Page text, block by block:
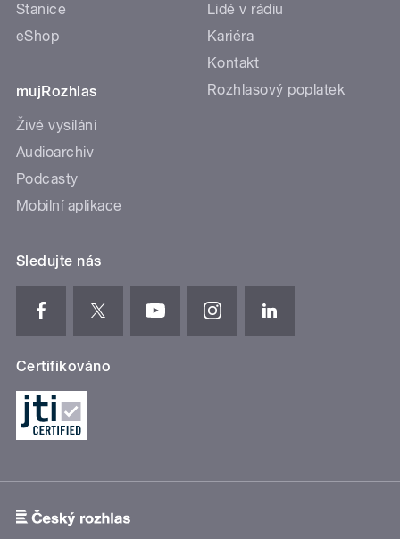
Stanice
eShop
mujRozhlas
Živé vysílání
Audioarchiv
Podcasty
Mobilní aplikace
Lidé v rádiu
Kariéra
Kontakt
Rozhlasový poplatek
Sledujte nás
Certifikováno